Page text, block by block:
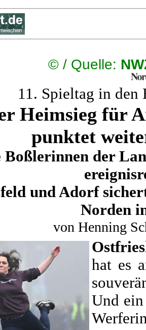
©/ Quelle:
11. Spieltag in
Heimsieg für
punktet
Boßlerinnen der
und Adorf
Norden
von Henning
hat es
Und